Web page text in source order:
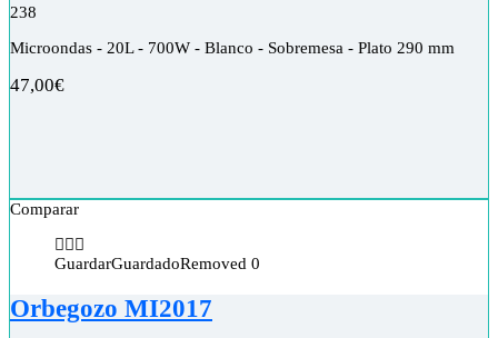
238
Microondas - 20L - 700W - Blanco - Sobremesa - Plato 290 mm
47,00€
Comparar
GuardarGuardadoRemoved 0
Orbegozo MI2017